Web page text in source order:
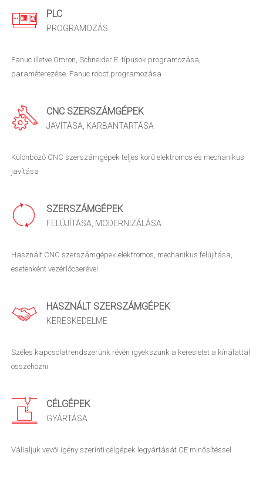
PLC
PROGRAMOZÁS
Fanuc illetve Omron, Schneider E. típusok programozása,
paraméterezése. Fanuc robot programozása
CNC SZERSZÁMGÉPEK
JAVÍTÁSA, KARBANTARTÁSA
Különböző CNC szerszámgépek teljes körű elektromos és mechanikus
javítása
SZERSZÁMGÉPEK
FELÚJÍTÁSA, MODERNIZÁLÁSA
Használt CNC szerszámgépek elektromos, mechanikus felújítása,
esetenként vezérlőcserével
HASZNÁLT SZERSZÁMGÉPEK
KERESKEDELME
Széles kapcsolatrendszerünk révén igyekszünk a keresletet a kínálattal
összehozni
CÉLGÉPEK
GYÁRTÁSA
Vállaljuk vevői igény szerinti célgépek legyártását CE minősítéssel